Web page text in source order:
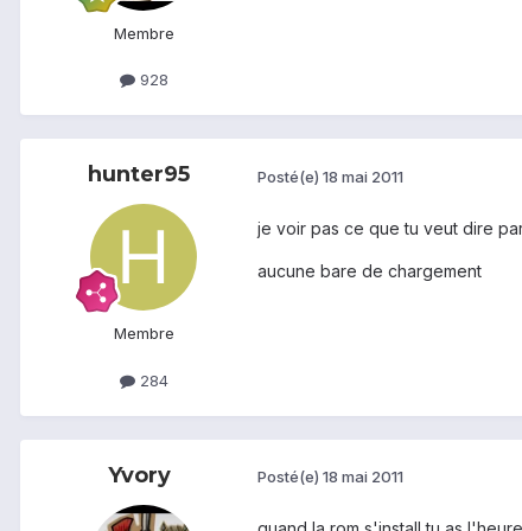
Membre
928
hunter95
Membre
284
Posté(e) 18 mai 2011
je voir pas ce que tu veut dire
aucune bare de chargement
Yvory Posté(e) 18 mai 2011